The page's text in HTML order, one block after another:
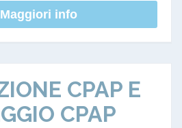
Maggiori info
CPAP E
CPAP